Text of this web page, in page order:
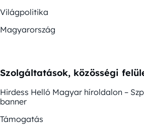
Világpolitika
Magyarország
Szolgáltatások, közösségi
Hirdess Helló Magyar híroldalon –
banner
Támogatás